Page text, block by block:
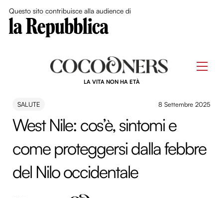
Questo sito contribuisce alla audience di
LA VITA NON HA ETÀ
SALUTE 8 Settembre 2025
West Nile: cos’è, sintomi e
come proteggersi dalla febbre
del Nilo occidentale